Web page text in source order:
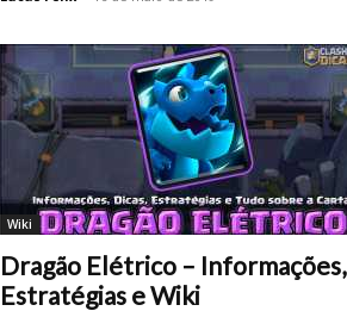
Wiki
Dragão Elétrico – Informações,
Estratégias e Wiki